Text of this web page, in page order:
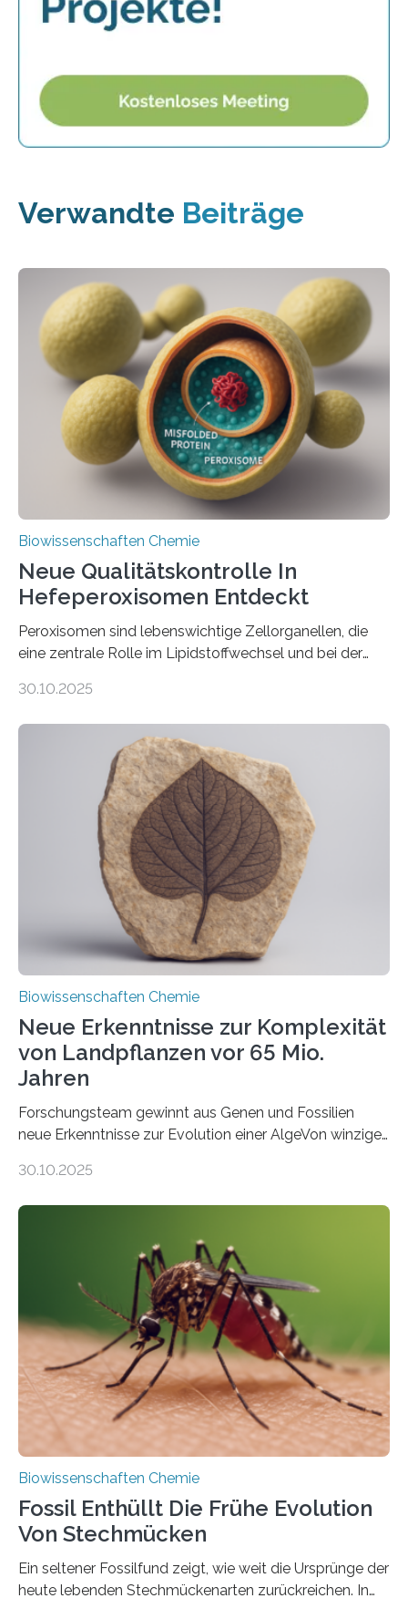
Verwandte Beiträge
Biowissenschaften Chemie
Neue Qualitätskontrolle In
Hefeperoxisomen Entdeckt
Peroxisomen sind lebenswichtige Zellorganellen, die
eine zentrale Rolle im Lipidstoffwechsel und bei der
erfüllen können, müssen zahlreiche Enzyme präzise in
der Ruhr-Universität Bochum um Prof. Dr. Ralf Erdmann
und Dr. Ismaila Francis Yusuf hat nun einen bislang
unbekannten Qualitätskontrollmechanismus des
peroxisomalen Proteintransports in der Bäckerhefe
Saccharomyces cerevisiae entdeckt, der für die
Funktionsfähigkeit der Organellen entscheidend ist. Die
Studie wurde am 28. Oktober 2025 in der
Fachzeitschrift…
30.10.2025
Biowissenschaften Chemie
Neue Erkenntnisse zur Komplexität
von Landpflanzen vor 65 Mio.
Jahren
Forschungsteam gewinnt aus Genen und Fossilien
neue Erkenntnisse zur Evolution einer AlgeVon winzigen
Landpflanzen zählen zu den komplexesten
Grünalgen, die vor Hunderten von Millionen Jahren
lebten. Unter den Vorfahren sticht eine Gruppe heraus,
die noch heute in der Natur vorkommt: die
Süßwasseralge Coleochaetophyceae. Einige Arten
dieser Gruppe bilden aus Zellfäden dichte Geflechte
mit scheibenförmiger Gestalt. Was auffällig ist: Die
nächsten…
30.10.2025
Biowissenschaften Chemie
Fossil Enthüllt Die Frühe Evolution
Von Stechmücken
Ein seltener Fossilfund zeigt, wie weit die Ursprünge der
heute lebenden Stechmückenarten zurückreichen. In